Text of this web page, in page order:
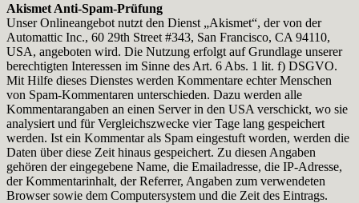
Akismet Anti-Spam-Prüfung
Unser Onlineangebot nutzt den Dienst „Akismet“, der von der
Automattic Inc., 60 29th Street #343, San Francisco, CA 94110,
USA, angeboten wird. Die Nutzung erfolgt auf Grundlage unserer
berechtigten Interessen im Sinne des Art. 6 Abs. 1 lit. f) DSGVO.
Mit Hilfe dieses Dienstes werden Kommentare echter Menschen
von Spam-Kommentaren unterschieden. Dazu werden alle
Kommentarangaben an einen Server in den USA verschickt, wo sie
analysiert und für Vergleichszwecke vier Tage lang gespeichert
werden. Ist ein Kommentar als Spam eingestuft worden, werden die
Daten über diese Zeit hinaus gespeichert. Zu diesen Angaben
gehören der eingegebene Name, die Emailadresse, die IP-Adresse,
der Kommentarinhalt, der Referrer, Angaben zum verwendeten
Browser sowie dem Computersystem und die Zeit des Eintrags.